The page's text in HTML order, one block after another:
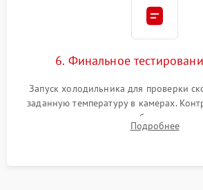
6. Финальное
Запуск холодильника для проверки
заданную температуру в камерах.
компрессора, отсутствия обмерзания
срабатывания системыПодробнее